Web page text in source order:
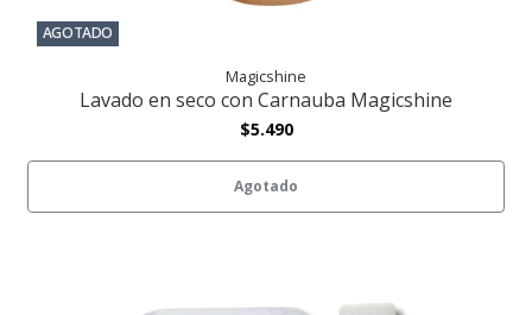
AGOTADO
Magicshine
Lavado en seco con Carnauba Magicshine
$5.490
Agotado